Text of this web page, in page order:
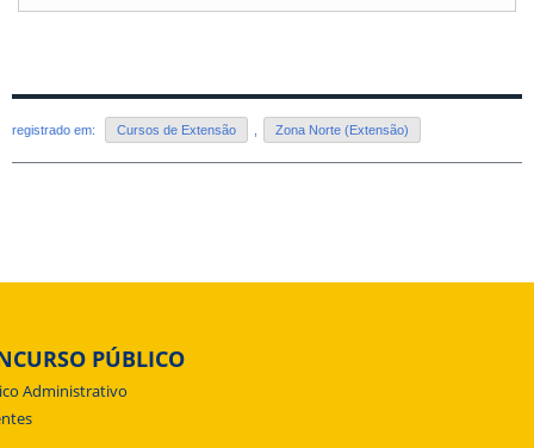
registrado em: Cursos de Extensão , Zona Norte (Extensão)
PÚBLICO
Administrativo